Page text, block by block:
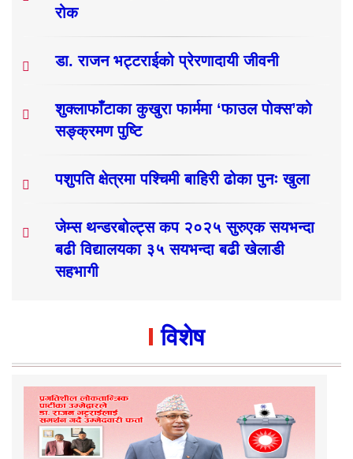
रोक
डा. राजन भट्टराईको प्रेरणादायी जीवनी
शुक्लाफाँटाका कुखुरा फार्ममा ‘फाउल पोक्स’को
सङ्क्रमण पुष्टि
पशुपति क्षेत्रमा पश्चिमी बाहिरी ढोका पुनः खुला
जेम्स थन्डरबोल्ट्स कप २०२५ सुरुएक सयभन्दा
बढी विद्यालयका ३५ सयभन्दा बढी खेलाडी
सहभागी
विशेष